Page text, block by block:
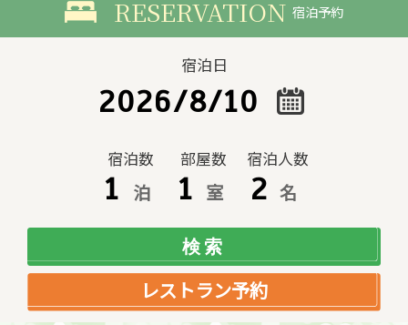
宿泊予約
宿泊日
宿泊数
泊
部屋数
室
宿泊人数
名
レストラン予約